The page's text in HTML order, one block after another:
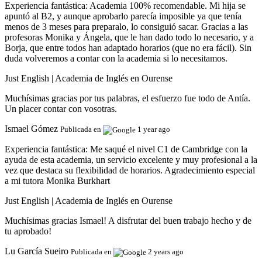
Experiencia fantástica: Academia 100% recomendable. Mi hija se
apuntó al B2, y aunque aprobarlo parecía imposible ya que tenía
menos de 3 meses para preparalo, lo consiguió sacar. Gracias a las
profesoras Monika y Ángela, que le han dado todo lo necesario, y a
Borja, que entre todos han adaptado horarios (que no era fácil). Sin
duda volveremos a contar con la academia si lo necesitamos.
Just English | Academia de Inglés en Ourense
Muchísimas gracias por tus palabras, el esfuerzo fue todo de Antía.
Un placer contar con vosotras.
Ismael Gómez Publicada en 1 year ago
Experiencia fantástica: Me saqué el nivel C1 de Cambridge con la
ayuda de esta academia, un servicio excelente y muy profesional a la
vez que destaca su flexibilidad de horarios. Agradecimiento especial
a mi tutora Monika Burkhart
Just English | Academia de Inglés en Ourense
Muchísimas gracias Ismael! A disfrutar del buen trabajo hecho y de
tu aprobado!
Lu García Sueiro Publicada en 2 years ago